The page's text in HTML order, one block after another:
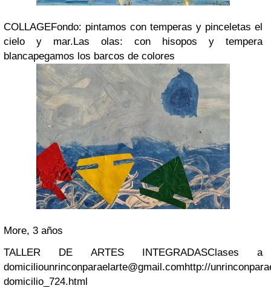
COLLAGEFondo: pintamos con temperas y pinceletas el
cielo y mar.Las olas: con hisopos y tempera
blancapegamos los barcos de colores
More, 3 años
TALLER DE ARTES INTEGRADASClases a
domiciliounrinconparaelarte@gmail.comhttp://
domicilio_724.html